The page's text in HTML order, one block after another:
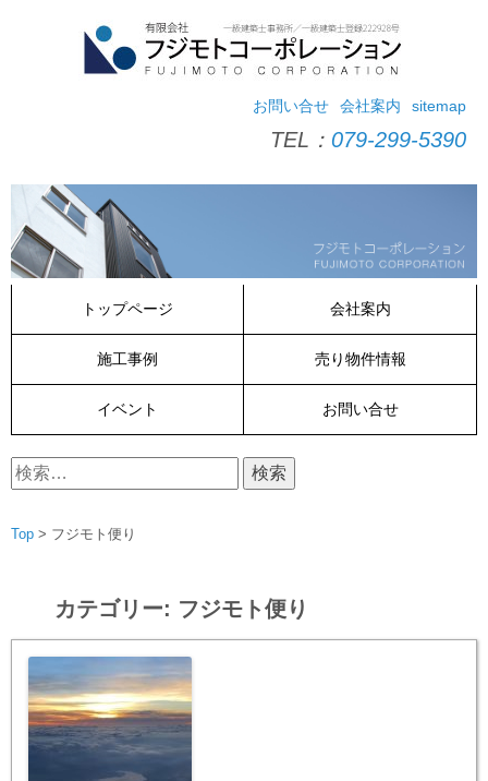
sitemap
会社案内
お問い合せ
TEL： 079-299-5390
トップページ 会社案内
施工事例 売り物件情報
イベント お問い合せ
検
索:
Top > フジモト便り
カテゴリー: フジモト便り